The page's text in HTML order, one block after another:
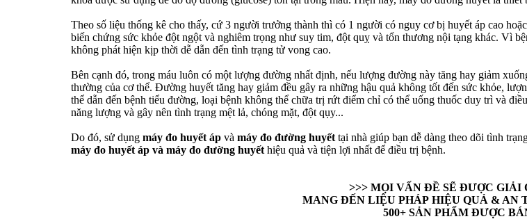
Theo số liệu thống kê cho thấy, cứ 3 người trưởng thành thì có 1 người có nguy cơ bị huyết áp cao
biến chứng sức khỏe đột ngột và nghiêm trọng như suy tim, đột quỵ và tổn thương nội tạng khác. Vì
không phát hiện kịp thời dễ dẫn đến tình trạng tử vong cao.
Bên cạnh đó, trong máu luôn có một lượng đường nhất định, nếu lượng đường này tăng hay giảm
thường của cơ thể. Đường huyết tăng hay giảm đều gây ra những hậu quả không tốt đến sức khỏe,
thể dẫn đến bệnh tiểu đường, loại bệnh không thể chữa trị rứt điểm chỉ có thể uống thuốc duy trì và
năng lượng và gây nên tình trạng mệt lả, chóng mặt, đột qụy...
Do đó, sử dụng máy đo huyết áp và máy đo đường huyết tại nhà giúp bạn dễ dàng theo dõi tình
máy đo huyết áp và máy đo đường huyết hiệu quả và tiện lợi nhất để điều trị bệnh.
>>> MỌI VẤN ĐỀ SẼ ĐƯỢC GIẢI
MANG ĐẾN LIỆU PHÁP HIỆU QUẢ & AN
500+ SẢN PHẨM ĐƯỢC